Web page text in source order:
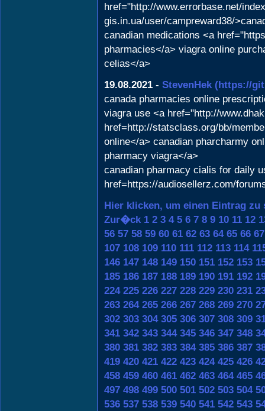
href="http://www.errorbase.net/
gis.in.ua/user/campreward38/
canadian medications <a
pharmacies</a> viagra online
celias</a>
19.08.2021 - StevenHek (https://
canada pharmacies online
viagra use <a href="http://
href=http://statsclass.org/bb/
online</a> canadian pharcharmy
pharmacy viagra</a>
canadian pharmacy cialis for daily
href=https://audiosellerz.com/
Hier klicken, um einen Eintrag zu
Zur�ck 1 2 3 4 5 6 7 8 9 10 11 12
56 57 58 59 60 61 62 63 64 65 66 67
107 108 109 110 111 112 113 114
146 147 148 149 150 151 152 153
185 186 187 188 189 190 191 192
224 225 226 227 228 229 230 231
263 264 265 266 267 268 269 270
302 303 304 305 306 307 308 309
341 342 343 344 345 346 347 348
380 381 382 383 384 385 386 387
419 420 421 422 423 424 425 426
458 459 460 461 462 463 464 465
497 498 499 500 501 502 503 504
536 537 538 539 540 541 542 543